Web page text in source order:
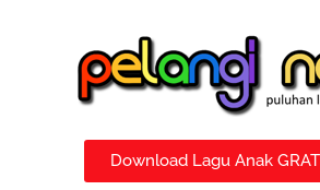
Download Lagu Anak